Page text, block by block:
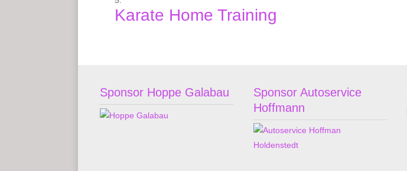
Karate Home Training
Sponsor Hoppe Galabau
Sponsor Autoservice
Hoffmann